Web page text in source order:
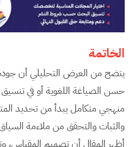
الخاتمة
يتضح من العرض التحليلي أن جودة
حسن الصياغة اللغوية أو في
منهجي متكامل يبدأ من تحديد
والثبات والتحقق من ملاءمة
أظهر المقال أن تصميم المقياس،